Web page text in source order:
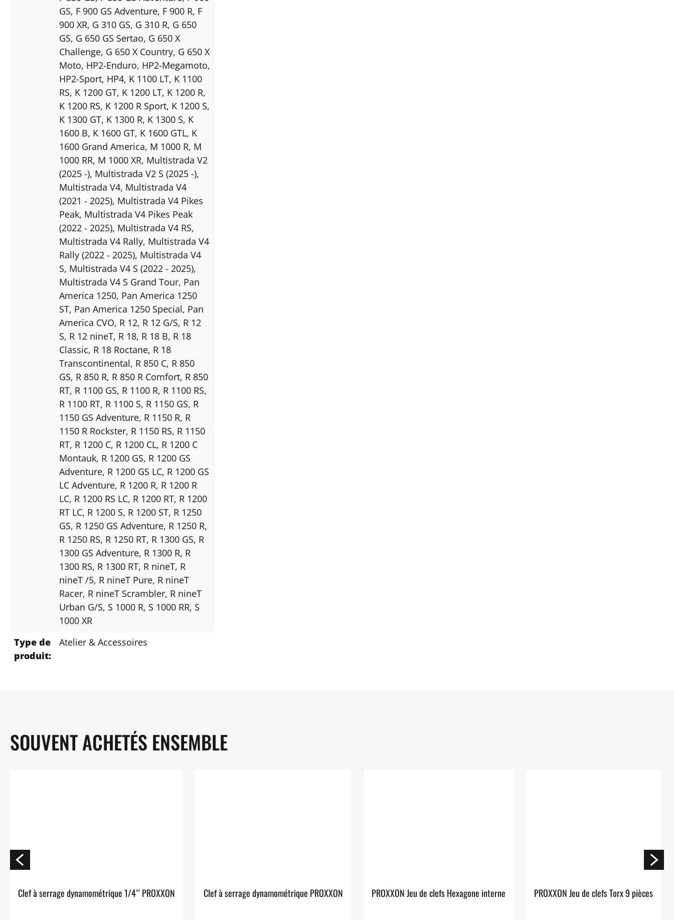
GS, F 900 GS Adventure, F 900 R, F
900 XR, G 310 GS, G 310 R, G 650
GS, G 650 GS Sertao, G 650 X
Challenge, G 650 X Country, G 650 X
Moto, HP2-Enduro, HP2-Megamoto,
HP2-Sport, HP4, K 1100 LT, K 1100
RS, K 1200 GT, K 1200 LT, K 1200 R,
K 1200 RS, K 1200 R Sport, K 1200 S,
K 1300 GT, K 1300 R, K 1300 S, K
1600 B, K 1600 GT, K 1600 GTL, K
1600 Grand America, M 1000 R, M
1000 RR, M 1000 XR, Multistrada V2
(2025 -), Multistrada V2 S (2025 -),
Multistrada V4, Multistrada V4
(2021 - 2025), Multistrada V4 Pikes
Peak, Multistrada V4 Pikes Peak
(2022 - 2025), Multistrada V4 RS,
Multistrada V4 Rally, Multistrada V4
Rally (2022 - 2025), Multistrada V4
S, Multistrada V4 S (2022 - 2025),
Multistrada V4 S Grand Tour, Pan
America 1250, Pan America 1250
ST, Pan America 1250 Special, Pan
America CVO, R 12, R 12 G/S, R 12
S, R 12 nineT, R 18, R 18 B, R 18
Classic, R 18 Roctane, R 18
Transcontinental, R 850 C, R 850
GS, R 850 R, R 850 R Comfort, R 850
RT, R 1100 GS, R 1100 R, R 1100 RS,
R 1100 RT, R 1100 S, R 1150 GS, R
1150 GS Adventure, R 1150 R, R
1150 R Rockster, R 1150 RS, R 1150
RT, R 1200 C, R 1200 CL, R 1200 C
Montauk, R 1200 GS, R 1200 GS
Adventure, R 1200 GS LC, R 1200 GS
LC Adventure, R 1200 R, R 1200 R
LC, R 1200 RS LC, R 1200 RT, R 1200
RT LC, R 1200 S, R 1200 ST, R 1250
GS, R 1250 GS Adventure, R 1250 R,
R 1250 RS, R 1250 RT, R 1300 GS, R
1300 GS Adventure, R 1300 R, R
1300 RS, R 1300 RT, R nineT, R
nineT /5, R nineT Pure, R nineT
Racer, R nineT Scrambler, R nineT
Urban G/S, S 1000 R, S 1000 RR, S
1000 XR
Type de
produit:
Atelier & Accessoires
SOUVENT ACHETÉS ENSEMBLE
Clef à serrage dynamométrique 1/4’’ PROXXON Clef à serrage dynamométrique PROXXON PROXXON Jeu de clefs Hexagone interne PROXXON Jeu de clefs Torx 9 pièces